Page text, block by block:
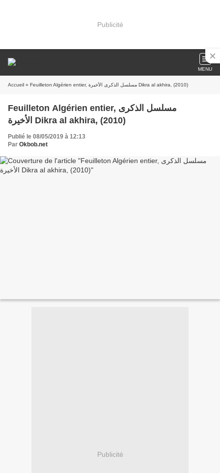
Publicité
MENU
Accueil » Feuilleton Algérien entier, مسلسل الذكرى الأخيرة Dikra al akhira, (2010)
Feuilleton Algérien entier, مسلسل الذكرى
الأخيرة Dikra al akhira, (2010)
Publié le 08/05/2019 à 12:13
Par Okbob.net
Publicité